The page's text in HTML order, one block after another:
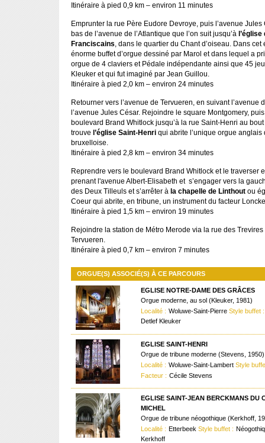
Itinéraire à pied 0,9 km – environ 11 minutes
Emprunter la rue Père Eudore Devroye, puis l’avenue Jules
bas de l’avenue de l’Atlantique que l’on suit jusqu’à l’église
Franciscains, dans le quartier du Chant d’oiseau. Dans cet
énorme buffet d’orgue dessiné par Marol et dans lequel a
orgue de 4 claviers et Pédale indépendante ainsi que 45
Kleuker et qui fut imaginé par Jean Guillou.
Itinéraire à pied 2,0 km – environ 24 minutes
Retourner vers l’avenue de Tervueren, en suivant l’avenue
l’avenue Jules César. Rejoindre le square Montgomery,
boulevard Brand Whitlock jusqu’à la rue Saint-Henri au
trouve l’église Saint-Henri qui abrite l’unique orgue anglais
bruxelloise.
Itinéraire à pied 2,8 km – environ 34 minutes
Reprendre vers le boulevard Brand Whitlock et le traverser
prenant l'avenue Albert-Elisabeth et s’engager vers la
des Deux Tilleuls et s’arrêter à la chapelle de Linthout ou
Coeur qui abrite, en tribune, un instrument du facteur
Itinéraire à pied 1,5 km – environ 19 minutes
Rejoindre la station de Métro Merode via la rue des Trevires
Tervueren.
Itinéraire à pied 0,7 km – environ 7 minutes
ORGUE(S) ASSOCIÉ(S) À CE PARCOURS
EGLISE NOTRE-DAME DES GRÂCES
Orgue moderne, au sol (Kleuker, 1981)
Localité : Woluwe-Saint-Pierre Style buffet :
Detlef Kleuker
EGLISE SAINT-HENRI
Orgue de tribune moderne (Stevens, 1950)
Localité : Woluwe-Saint-Lambert Style
Facteur : Cécile Stevens
EGLISE SAINT-JEAN BERCKMANS DU
MICHEL
Orgue de tribune néogothique (Kerkhoff,
Localité : Etterbeek Style buffet :
Kerkhoff